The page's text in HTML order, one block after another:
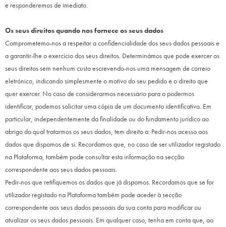
e responderemos de imediato.
Os seus direitos quando nos fornece os seus dados
Comprometemo-nos a respeitar a confidencialidade dos seus dados pessoais e
a garantir-lhe o exercício dos seus direitos. Determinámos que pode exercer os
seus direitos sem nenhum custo escrevendo-nos uma mensagem de correio
eletrónico, indicando simplesmente o motivo do seu pedido e o direito que
quer exercer. No caso de considerarmos necessário para o podermos
identificar, podemos solicitar uma cópia de um documento identificativo. Em
particular, independentemente da finalidade ou do fundamento jurídico ao
abrigo do qual tratarmos os seus dados, tem direito a: Pedir-nos acesso aos
dados que dispomos de si. Recordamos que, no caso de ser utilizador registado
na Plataforma, também pode consultar esta informação na secção
correspondente aos seus dados pessoais.
Pedir-nos que retifiquemos os dados que já dispomos. Recordamos que se for
utilizador registado na Plataforma também pode aceder à secção
correspondente aos seus dados pessoais da sua conta para modificar ou
atualizar os seus dados pessoais. Em qualquer caso, tenha em conta que, ao